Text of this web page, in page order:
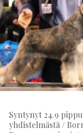
Syntynyt 24.9
yhdistelmästä /